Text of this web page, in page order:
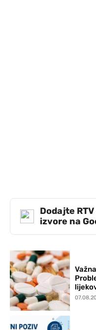
Dodajte
izvore na